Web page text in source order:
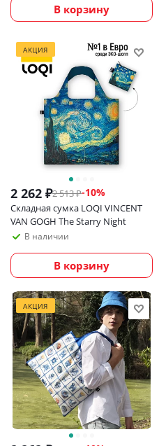
В корзину
АКЦИЯ
2 262 ₽2 513₽-10%
Складная сумка LOQI VINCENT
VAN GOGH The Starry Night
В наличии
В корзину
АКЦИЯ